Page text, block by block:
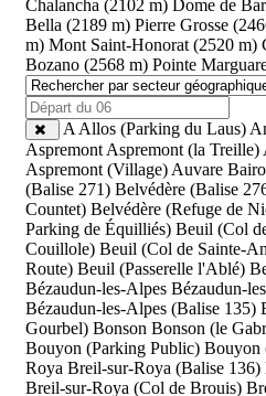
Chalancha (2102 m) Dome de
Bella (2189 m) Pierre Grosse
m) Mont Saint-Honorat (2520 m)
Bozano (2568 m) Pointe
A Allos (Parking du Laus)
Aspremont Aspremont (la Treille)
Aspremont (Village) Auvare
(Balise 271) Belvédère (Balise
Countet) Belvédère (Refuge de
Parking de Équilliés) Beuil (Col
Couillole) Beuil (Col de Sainte-
Route) Beuil (Passerelle l'Ablé)
Bézaudun-les-Alpes Bézaudun-
Bézaudun-les-Alpes (Balise 135)
Gourbel) Bonson Bonson (le
Bouyon (Parking Public) Bouyon
Roya Breil-sur-Roya (Balise 136)
Breil-sur-Roya (Col de Brouis)